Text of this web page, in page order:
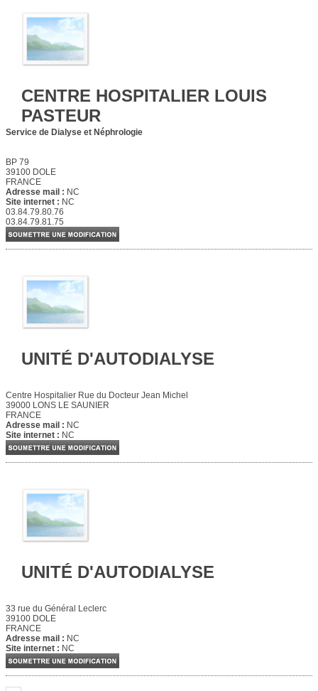
CENTRE HOSPITALIER LOUIS
PASTEUR
Service de Dialyse et Néphrologie
BP 79
39100 DOLE
FRANCE
Adresse mail : NC
Site internet : NC
03.84.79.80.76
03.84.79.81.75
UNITÉ D'AUTODIALYSE
Centre Hospitalier Rue du Docteur Jean Michel
39000 LONS LE SAUNIER
FRANCE
Adresse mail : NC
Site internet : NC
UNITÉ D'AUTODIALYSE
33 rue du Général Leclerc
39100 DOLE
FRANCE
Adresse mail : NC
Site internet : NC